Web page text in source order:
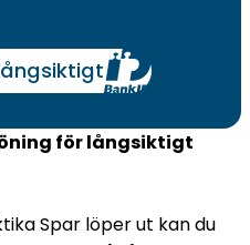
för långsiktigt
Spar löper ut kan du